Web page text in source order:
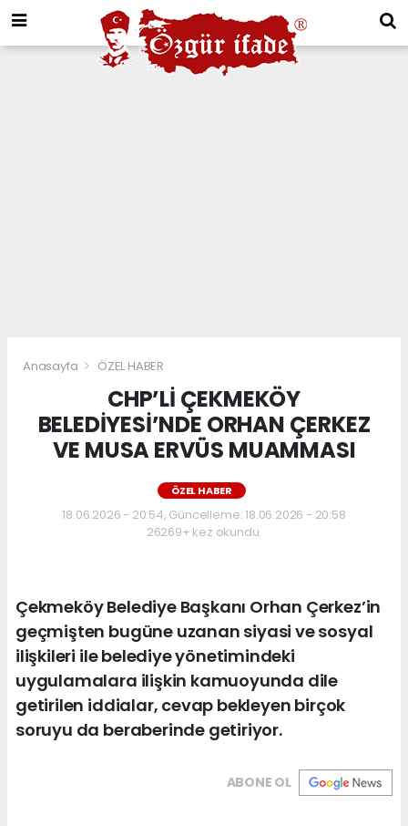
Anasayfa ÖZEL HABER
CHP’Lİ ÇEKMEKÖY
BELEDİYESİ’NDE ORHAN ÇERKEZ
VE MUSA ERVÜS MUAMMASI
ÖZEL HABER
18.06.2026 - 20:54, Güncelleme: 18.06.2026 - 20:58
26269+ kez okundu.
Çekmeköy Belediye Başkanı Orhan Çerkez’in
geçmişten bugüne uzanan siyasi ve sosyal
ilişkileri ile belediye yönetimindeki
uygulamalara ilişkin kamuoyunda dile
getirilen iddialar, cevap bekleyen birçok
soruyu da beraberinde getiriyor.
ABONE OL